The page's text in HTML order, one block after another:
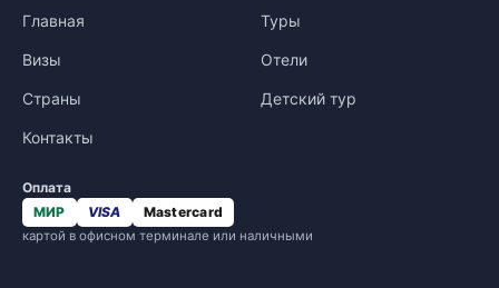
Главная Туры
Визы Отели
Страны Детский тур
Контакты
Оплата
МИР
VISA Mastercard
картой в офисном терминале или наличными